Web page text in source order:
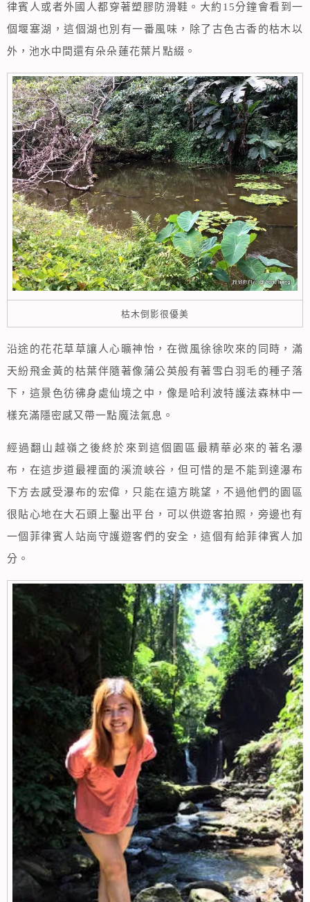
律賓人或者外國人都穿著塑膠防滑鞋。大約15分鐘會看到一
個堰塞湖，這個湖也別有一番風味，除了古色古香的枯木以
外，池水中間還有朵朵蓮花葉片點綴。
枯木倒影很優美
沿途的花花草草讓人心曠神怡，在微風徐徐吹來的同時，滿
天紛飛金黃的枯葉伴隨著像蒲公英般有著雪白羽毛的種子落
下，這景色彷彿身處仙境之中，像是哈利波特護法森林中一
樣充滿隱密感又帶一點魔法氣息。
經過翻山越嶺之後終於來到這個園區最精華必來的著名瀑
布，在這步道最裡面的溪流峽谷，但可惜的是不能到達瀑布
下方去感受瀑布的宏偉，只能在遠方眺望，不過他們的園區
很貼心地在大石頭上鑿出平台，可以供遊客拍照，旁邊也有
一個菲律賓人站崗守護遊客們的安全，這個有給菲律賓人加
分。